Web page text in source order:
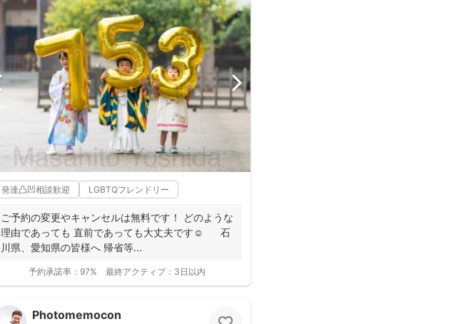
発達凸凹相談歓迎 LGBTQフレンドリー
ご予約の変更やキャンセルは無料です！ どのような
理由であっても 直前であっても大丈夫です☺️ 石
川県、愛知県の皆様へ 帰省等...
予約承諾率： 97% 最終アクティブ： 3日以内
Photomemocon